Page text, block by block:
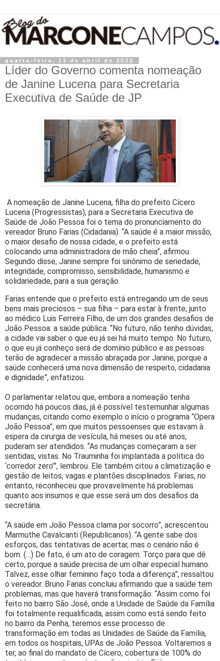
quarta-feira, 13 de abril de 2022
Líder do Governo comenta nomeação
de Janine Lucena para Secretaria
Executiva de Saúde de JP
A nomeação de Janine Lucena, filha do prefeito Cícero
Lucena (Progressistas), para a Secretaria Executiva de
Saúde de João Pessoa foi o tema do pronunciamento do
vereador Bruno Farias (Cidadania). “A saúde é a maior missão,
o maior desafio de nossa cidade, e o prefeito está
colocando uma administradora de mão cheia”, afirmou.
Segundo disse, Janine sempre foi sinônimo de seriedade,
integridade, compromisso, sensibilidade, humanismo e
solidariedade, para a sua geração.
Farias entende que o prefeito está entregando um de seus
bens mais preciosos – sua filha – para estar à frente, junto
ao médico Luis Ferreira Filho, de um dos grandes desafios de
João Pessoa: a saúde pública. “No futuro, não tenho dúvidas,
a cidade vai saber o que eu já sei há muito tempo. No futuro,
o que eu já conheço será de domínio público e as pessoas
terão de agradecer a missão abraçada por Janine, porque a
saúde conhecerá uma nova dimensão de respeito, cidadania
e dignidade”, enfatizou.
O parlamentar relatou que, embora a nomeação tenha
ocorrido há poucos dias, já é possível testemunhar algumas
mudanças, citando como exemplo o início o programa “Opera
João Pessoa”, em que muitos pessoenses que estavam à
espera da cirurgia de vesícula, há meses ou até anos,
puderam ser atendidos. “As mudanças começaram a ser
sentidas, vistas. No Trauminha foi implantada a política do
‘corredor zero’”, lembrou. Ele também citou a climatização e
gestão de leitos, vagas e plantões disciplinados. Farias, no
entanto, reconheceu que provavelmente há problemas
quanto aos insumos e que esse será um dos desafios da
secretária.
“A saúde em João Pessoa clama por socorro”, acrescentou
Marmuthe Cavalcanti (Republicanos). “A gente sabe dos
esforços, das tentativas de acertar, mas o cenário não é
bom. (…) De fato, é um ato de coragem. Torço para que dê
certo, porque a saúde precisa de um olhar especial humano.
Talvez, esse olhar feminino faço toda a diferença”, ressaltou
o vereador. Bruno Farias concluiu afirmando que a saúde tem
problemas, mas que haverá transformação: “Assim como foi
feito no bairro São José, onde a Unidade de Saúde da Família
foi totalmente requalificada, assim como está sendo feito
no bairro da Penha, teremos esse processo de
transformação em todas as Unidades de Saúde da Família,
em todos os hospitais, UPAs de João Pessoa. Voltaremos a
ter, ao final do mandato de Cícero, cobertura de 100% do